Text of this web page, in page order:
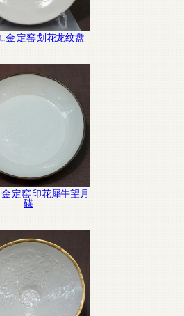
C. 金 定窑 划花龙纹盘
金 定窑 印花犀牛望月
碟